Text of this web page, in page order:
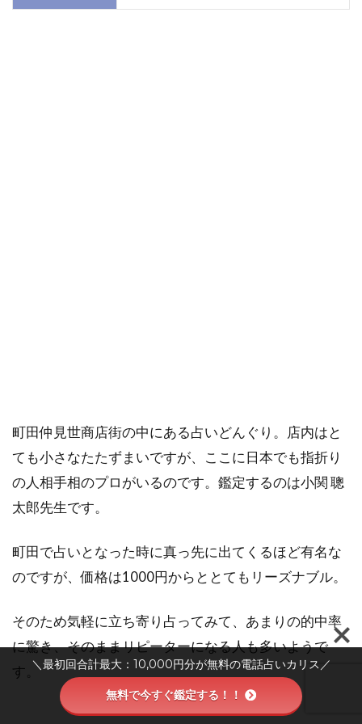
町田仲見世商店街の中にある占いどんぐり。店内はと
ても小さなたたずまいですが、ここに日本でも指折り
の人相手相のプロがいるのです。鑑定するのは小関 聰
太郎先生です。
町田で占いとなった時に真っ先に出てくるほど有名な
のですが、価格は1000円からととてもリーズナブル。
そのため気軽に立ち寄り占ってみて、あまりの的中率
に驚き、そのままリピーターになる人も多いようで
す。＼最初回合計最大：10,000円分が無料の電話占いカリス／
無料で今すぐ鑑定する！！